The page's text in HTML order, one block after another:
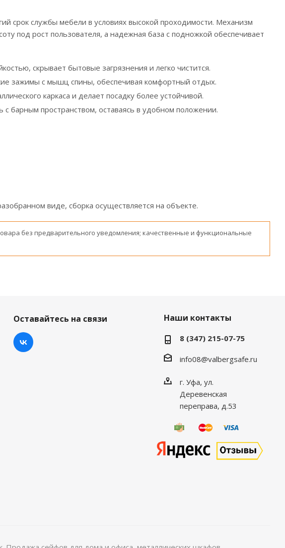
срок службы мебели в условиях высокой проходимости. Механизм
под рост пользователя, а надежная база с подножкой обеспечивает
скрывает бытовые загрязнения и легко чистится.
зажимы с мышц спины, обеспечивая комфортный отдых.
каркаса и делает посадку более устойчивой.
барным пространством, оставаясь в удобном положении.
виде, сборка осуществляется на объекте.
без предварительного уведомления; качественные и функциональные
Оставайтесь на связи Наши контакты
8 (347) 215-07-75
info08@valbergsafe.ru
г. Уфа, ул.
Деревенская
переправа, д.53